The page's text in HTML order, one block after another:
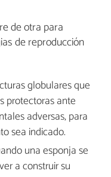
de otra para
de reproducción
globulares que
protectoras ante
adversas, para
sea indicado.
una esponja se
a construir su